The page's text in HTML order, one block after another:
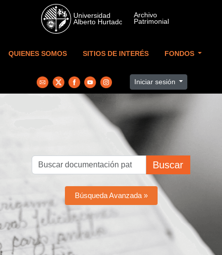
Skip to main content
QUIENES SOMOS SITIOS DE INTERÉS FONDOS
Iniciar sesión
Buscar
Búsqueda Avanzada »